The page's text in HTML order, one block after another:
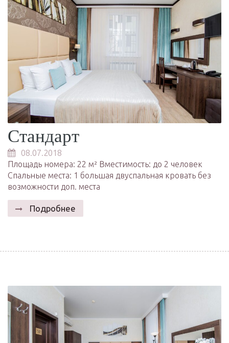
Стандарт
08.07.2018
Площадь номера: 22 м² Вместимость: до 2 человек
Спальные места: 1 большая двуспальная кровать без
возможности доп. места
Подробнее